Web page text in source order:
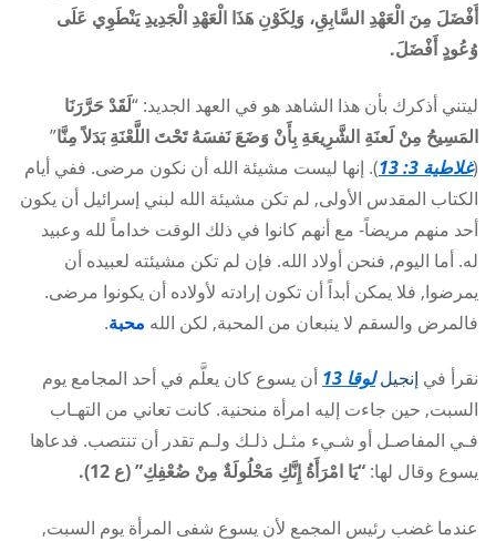
أَفْضَلَ مِنَ الْعَهْدِ السَّابِقِ، وَلِكَوْنِ هَذَا الْعَهْدِ الْجَدِيدِ يَنْطَوِي عَلَى
وُعُودٍ أَفْضَلَ.
ليتني أذكرك بأن هذا الشاهد هو في العهد الجديد: “لَقَدْ حَرَّرَنَا
المَسِيحُ مِنْ لَعنَةِ الشَّرِيعَةِ بِأَنْ وَضَعَ نَفسَهُ تَحْتَ اللَّعْنَةِ بَدَلاً مِنَّا”
(غلاطية 3: 13
). إنها ليست مشيئة الله أن نكون مرضى. ففي أيام
الكتاب المقدس الأولى, لم تكن مشيئة الله لبني إسرائيل أن يكون
أحد منهم مريضاً- مع أنهم كانوا في ذلك الوقت خداماً لله وعبيد
له. أما اليوم, فنحن أولاد الله. فإن لم تكن مشيئته لعبيده أن
يمرضوا, فلا يمكن أبداً أن تكون إرادته لأولاده أن يكونوا مرضى.
فالمرض والسقم لا ينبعان من المحبة, لكن الله محبة.
نقرأ في إنجيللوقا 13
أن يسوع كان يعلَّم في أحد المجامع يوم
السبت, حين جاءت إليه امرأة منحنية. كانت تعاني من التهـاب
فـي المفاصـل أو شـيء مثـل ذلـك ولـم تقدر أن تنتصب. فدعاها
يسوع وقال لها: “يَا امْرَأَةُ إِنَّكِ مَحْلُولَةٌ مِنْ ضُعْفِكِ” (ع 12).
عندما غضب رئيس المجمع لأن يسوع شفى المرأة يوم السبت,